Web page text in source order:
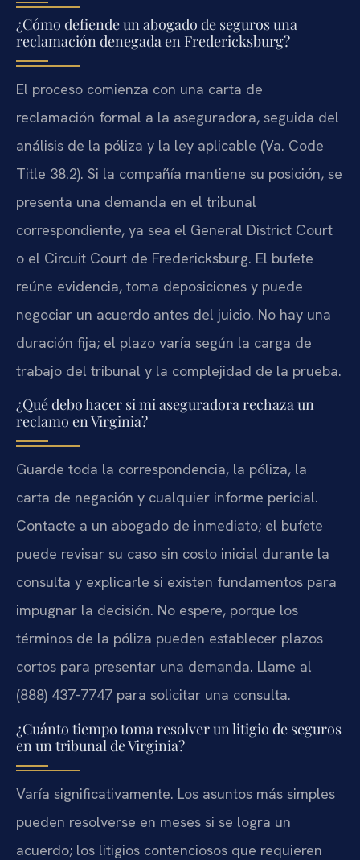
¿Cómo defiende un abogado de seguros una
reclamación denegada en Fredericksburg?
El proceso comienza con una carta de
reclamación formal a la aseguradora, seguida del
análisis de la póliza y la ley aplicable (Va. Code
Title 38.2). Si la compañía mantiene su posición, se
presenta una demanda en el tribunal
correspondiente, ya sea el General District Court
o el Circuit Court de Fredericksburg. El bufete
reúne evidencia, toma deposiciones y puede
negociar un acuerdo antes del juicio. No hay una
duración fija; el plazo varía según la carga de
trabajo del tribunal y la complejidad de la prueba.
¿Qué debo hacer si mi aseguradora rechaza un
reclamo en Virginia?
Guarde toda la correspondencia, la póliza, la
carta de negación y cualquier informe pericial.
Contacte a un abogado de inmediato; el bufete
puede revisar su caso sin costo inicial durante la
consulta y explicarle si existen fundamentos para
impugnar la decisión. No espere, porque los
términos de la póliza pueden establecer plazos
cortos para presentar una demanda. Llame al
(888) 437-7747 para solicitar una consulta.
¿Cuánto tiempo toma resolver un litigio de seguros
en un tribunal de Virginia?
Varía significativamente. Los asuntos más simples
pueden resolverse en meses si se logra un
acuerdo; los litigios contenciosos que requieren